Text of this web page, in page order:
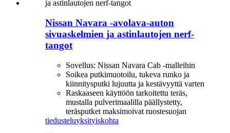
Nissan Navara -avolava-auton
sivuaskelmien ja astinlautojen nerf-
tangot
Sovellus: Nissan Navara Cab -malleihin
Soikea putkimuotoilu, tukeva runko ja
kiinnitysputki lujuutta ja kestävyyttä varten
Raskaaseen käyttöön tarkoitettu teräs,
mustalla pulverimaalilla päällystetty,
teräsputket maksimoivat ruostesuojan
tiedusteluyksityiskohta